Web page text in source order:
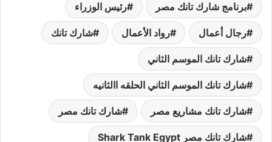
برنامج شارك تانك مصر رئيس الوزراء
رجال أعمال رواد الأعمال شارك تانك
شارك تانك الموسم الثاني
شارك تانك الموسم الثاني الحلقه االثانيه
شارك تانك مشاريع مصر شارك تانك مصر
شارك تانك مصر Shark Tank Egypt